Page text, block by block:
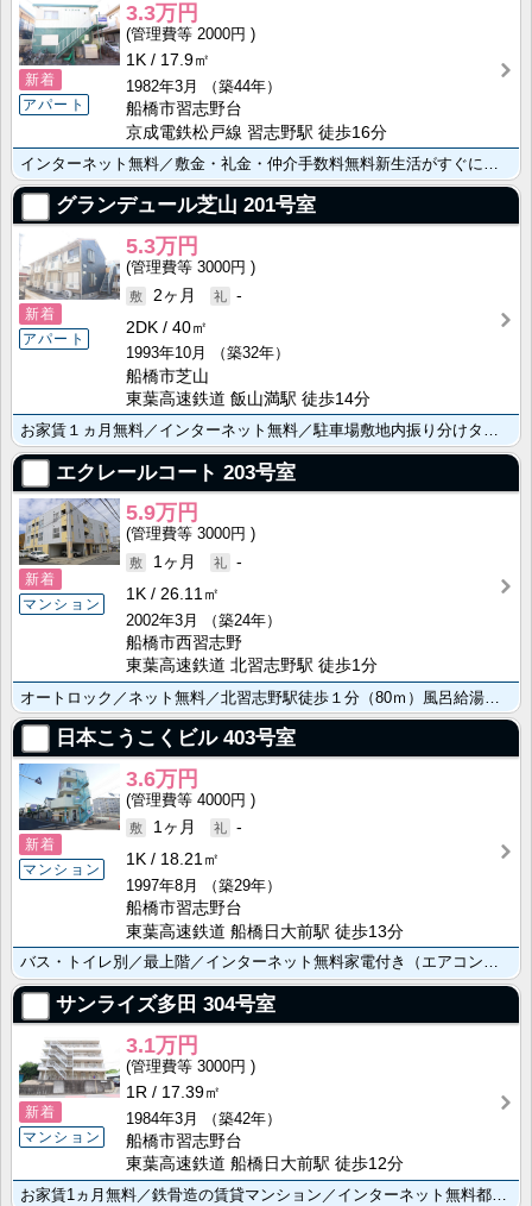
新着
アパート
3.3万円
2000円
1K
17.9㎡
1982年3月
（築44年）
船橋市習志野台
京成電鉄松戸線 習志野駅 徒歩16分
グランデュール芝山 201号室
新着
アパート
5.3万円
3000円
2ヶ月
-
2DK
40㎡
1993年10月
（築32年）
船橋市芝山
東葉高速鉄道 飯山満駅 徒歩14分
エクレールコート 203号室
新着
マンション
5.9万円
3000円
1ヶ月
-
1K
26.11㎡
2002年3月
（築24年）
船橋市西習志野
東葉高速鉄道 北習志野駅 徒歩1分
日本こうこくビル403号室
新着
マンション
3.6万円
4000円
1ヶ月
-
1K
18.21㎡
1997年8月
（築29年）
船橋市習志野台
東葉高速鉄道 船橋日大前駅 徒歩13分
バス・トイレ別／最上階／インターネット無料家電付き（エアコン・ガスコンロ・冷蔵庫・洗濯機・照明器具）
サンライズ多田 304号室
新着
マンション
3.1万円
3000円
1R
17.39㎡
1984年3月
（築42年）
船橋市習志野台
東葉高速鉄道 船橋日大前駅 徒歩12分
お家賃1ヵ月無料／鉄骨造の賃貸マンション／インターネット無料都市ガス物件／上下水代無料／ゆめまちモー･･･